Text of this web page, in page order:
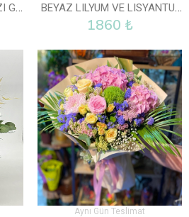
VAZODA 15 ADET KIRMIZI GÜL BEYAZ LILYUM VE LISYANTUS ARAJMANI
1860 ₺
Aynı Gün Teslimat